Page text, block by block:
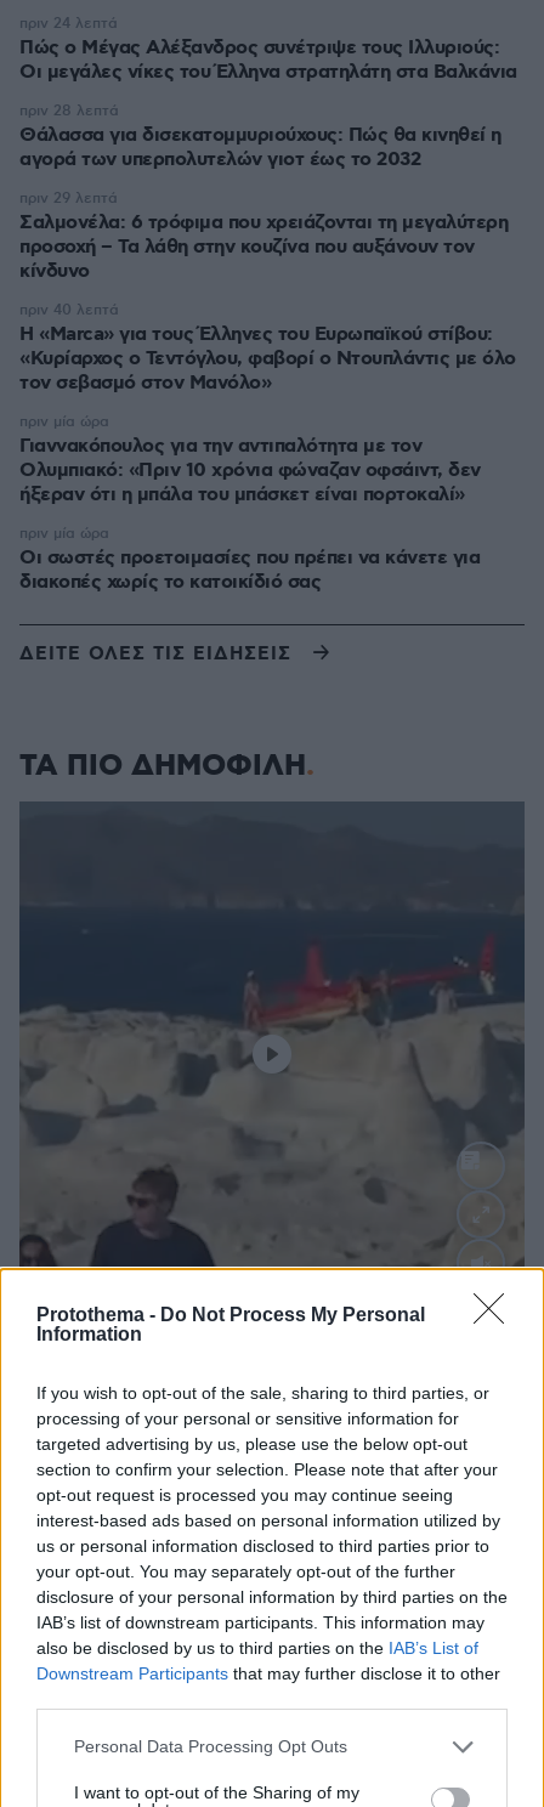
Protothema - Do Not Process My Personal
Information
If you wish to opt-out of the sale, sharing to third parties, or
processing of your personal or sensitive information for
targeted advertising by us, please use the below opt-out
section to confirm your selection. Please note that after your
opt-out request is processed you may continue seeing
interest-based ads based on personal information utilized by
us or personal information disclosed to third parties prior to
your opt-out. You may separately opt-out of the further
disclosure of your personal information by third parties on the
IAB’s list of downstream participants. This information may
also be disclosed by us to third parties on the IAB’s List of
Downstream Participants that may further disclose it to other
Please note that this website/app uses one or more Google
not limited to your visit or usage behaviour. You may click to
Personal Data Processing Opt Outs
I want to opt-out of the Sharing of my
Πώς ο Μέγας Αλέξανδρος συνέτριψε τους Ιλλυριούς:
Οι μεγάλες νίκες του Έλληνα στρατηλάτη στα Βαλκάνια
πριν 24 λεπτά
Θάλασσα για δισεκατομμυριούχους: Πώς θα κινηθεί η
αγορά των υπερπολυτελών γιοτ έως το 2032
πριν 28 λεπτά
Σαλμονέλα: 6 τρόφιμα που χρειάζονται τη μεγαλύτερη
προσοχή – Τα λάθη στην κουζίνα που αυξάνουν τον
κίνδυνο
πριν 29 λεπτά
Η «Marca» για τους Έλληνες του Ευρωπαϊκού στίβου:
«Κυρίαρχος ο Τεντόγλου, φαβορί ο Ντουπλάντις με όλο
τον σεβασμό στον Μανόλο»
πριν 40 λεπτά
Γιαννακόπουλος για την αντιπαλότητα με τον
Ολυμπιακό: «Πριν 10 χρόνια φώναζαν οφσάιντ, δεν
ήξεραν ότι η μπάλα του μπάσκετ είναι πορτοκαλί»
πριν μία ώρα
Οι σωστές προετοιμασίες που πρέπει να κάνετε για
διακοπές χωρίς το κατοικίδιό σας
πριν μία ώρα
ΔΕΙΤΕ ΟΛΕΣ ΤΙΣ ΕΙΔΗΣΕΙΣ
ΤΑ ΠΙΟ ΔΗΜΟΦΙΛΗ
Loaded:
100.00%
όταν ένας... απίθανος τύπος προσγείωσε το
ελικόπτερό του στο Σαρακήνικο με εκατοντάδες
λουόμενους - Παρέμβαση Εισαγγελέα
09.08.2026, 14:15